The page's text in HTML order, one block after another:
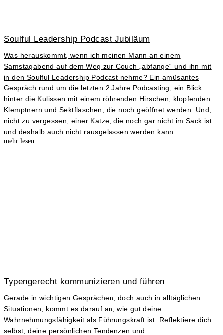
Soulful Leadership Podcast Jubiläum
Was herauskommt, wenn ich meinen Mann an einem
Samstagabend auf dem Weg zur Couch „abfange“ und ihn mit
in den Soulful Leadership Podcast nehme? Ein amüsantes
Gespräch rund um die letzten 2 Jahre Podcasting, ein Blick
hinter die Kulissen mit einem röhrenden Hirschen, klopfenden
Klemptnern und Sektflaschen, die noch geöffnet werden. Und,
nicht zu vergessen, einer Katze, die noch gar nicht im Sack ist
und deshalb auch nicht rausgelassen werden kann.
mehr lesen
Typengerecht kommunizieren und führen
Gerade in wichtigen Gesprächen, doch auch in alltäglichen
Situationen, kommt es darauf an, wie gut deine
Wahrnehmungsfähigkeit als Führungskraft ist. Reflektiere dich
selbst, deine persönlichen Tendenzen und